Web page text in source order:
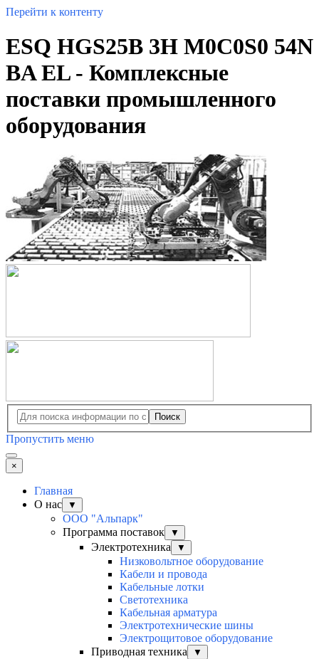
Перейти к контенту
ESQ HGS25B 3H M0C0S0 54N
BA EL - Комплексные
поставки промышленного
оборудования
Поиск
Пропустить меню
×
Главная
О нас
▼
ООО "Альпарк"
Программа поставок
▼
Электротехника ▼
Низковольтное оборудование
Кабели и провода
Кабельные лотки
Светотехника
Кабельная арматура
Электротехнические шины
Электрощитовое оборудование
Приводная техника
▼